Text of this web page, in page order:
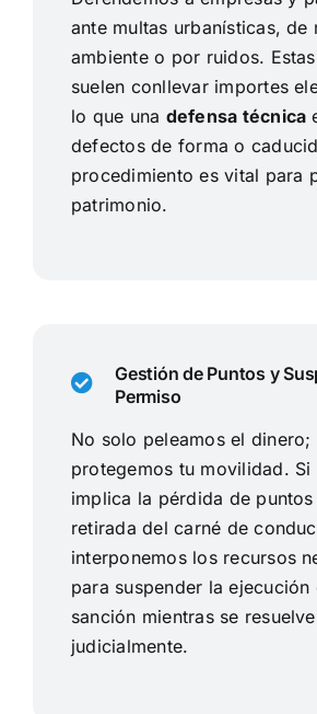
ante multas urbanísticas, de
ambiente o por ruidos.
suelen conllevar importes
lo que una defensa técnica
defectos de forma o
procedimiento es vital para
patrimonio.
Gestión de Puntos y
Permiso
No solo peleamos el dinero;
protegemos tu movilidad. Si
implica la pérdida de
retirada del carné de
interponemos los recursos
para suspender la ejecución
sanción mientras se
judicialmente.